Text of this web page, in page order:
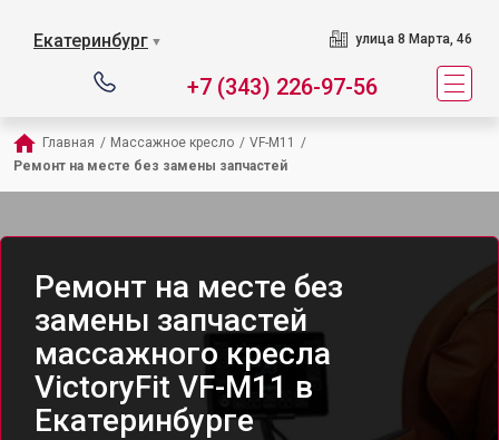
Екатеринбург ▼ улица 8 Марта, 46
+7 (343) 226-97-56
Главная / Массажное кресло / VF-M11
/
Ремонт на месте без замены запчастей
Ремонт на месте без
замены запчастей
массажного кресла
VictoryFit VF-M11 в
Екатеринбурге